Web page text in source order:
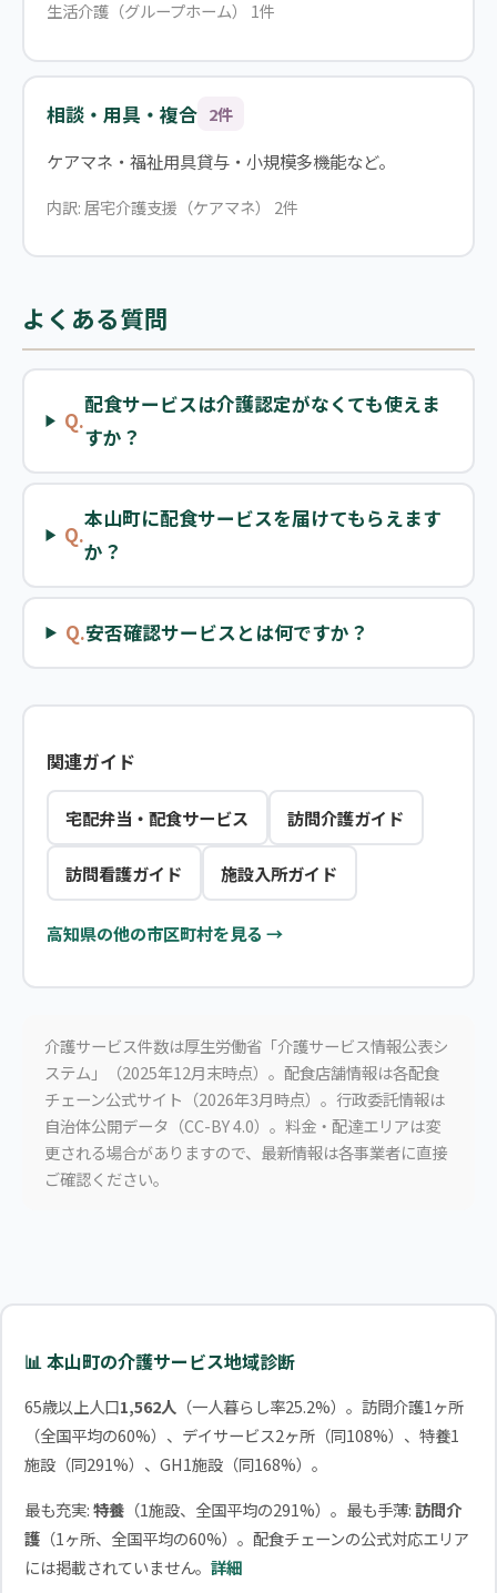
生活介護（グループホーム） 1件
相談・用具・複合 2件
ケアマネ・福祉用具貸与・小規模多機能など。
内訳: 居宅介護支援（ケアマネ） 2件
よくある質問
Q.
配食サービスは介護認定がなくても使えま
すか？
Q.
本山町に配食サービスを届けてもらえます
か？
Q.安否確認サービスとは何ですか？
関連ガイド
宅配弁当・配食サービス 訪問介護ガイド
訪問看護ガイド 施設入所ガイド
高知県の他の市区町村を見る →
介護サービス件数は厚生労働省「介護サービス情報公表シ
ステム」（2025年12月末時点）。配食店舗情報は各配食
チェーン公式サイト（2026年3月時点）。行政委託情報は
自治体公開データ（CC-BY 4.0）。料金・配達エリアは変
更される場合がありますので、最新情報は各事業者に直接
ご確認ください。
📊 本山町の介護サービス地域診断
65歳以上人口1,562人（一人暮らし率25.2%）。訪問介護1ヶ所
（全国平均の60%）、デイサービス2ヶ所（同108%）、特養1
施設（同291%）、GH1施設（同168%）。
最も充実:特養（1施設、全国平均の291%）。最も手薄:訪問介
護（1ヶ所、全国平均の60%）。配食チェーンの公式対応エリア
には掲載されていません。 詳細